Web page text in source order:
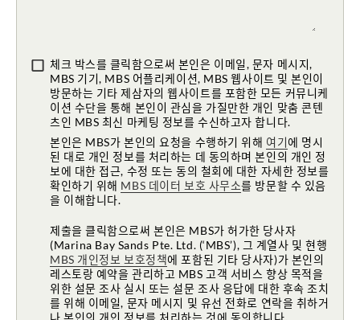
체크 박스를 클릭함으로써 본인은 이메일, 문자 메시지,
MBS 기기, MBS 어플리케이션, MBS 웹사이트 및 본인이
방문하는 기타 제삼자의 웹사이트를 포함한 모든 커뮤니케
이션 수단을 통해 본인이 관심을 가질만한 개인 맞춤 콘텐
츠인 MBS 최신 마케팅 정보를 수신하고자 합니다.
본인은 MBS가 본인의 요청을 수행하기 위해 여기에 명시
된 대로 개인 정보를 처리하는 데 동의하며 본인의 개인 정
보에 대한 접근, 수정 또는 동의 철회에 대한 자세한 정보를
확인하기 위해 MBS 데이터 보호 사무소를 방문할 수 있음
을 이해합니다.
제출을 클릭함으로써 본인은 MBS가 허가한 당사자
(Marina Bay Sands Pte. Ltd. (‘MBS’), 그 계열사 및 현행
MBS 개인정보 보호정책에 포함된 기타 당사자)가 본인의
레스토랑 예약을 관리하고 MBS 고객 서비스 향상 목적을
위한 설문 조사 실시 또는 설문 조사 응답에 대한 후속 조치
를 위해 이메일, 문자 메시지 및 유선 전화로 연락을 취하거
나 본인의 개인 정보를 처리하는 것에 동의합니다.